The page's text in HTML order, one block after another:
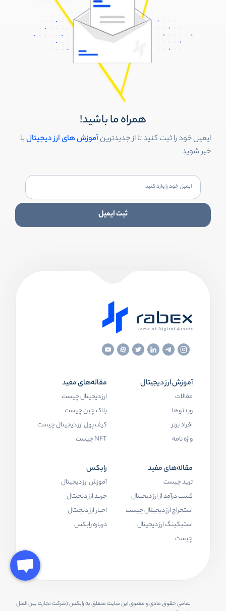
همراه ما باشید!
ایمیل خود را ثبت کنید تا از جدیدترینآموزش های ارز دیجیتالبا
خبر شوید
ثبت ایمیل
آموزش ارز دیجیتال
مقالات
ویدئوها
افراد برتر
واژه نامه
مقاله‌های مفید
ارز دیجیتال چیست
بلاک چین چیست
کیف پول ارز دیجیتال چیست
NFT چیست
مقاله‌های مفید
ترید چیست
کسب درآمد از ارز دیجیتال
استخراج ارز دیجیتال چیست
استیکینگ ارز دیجیتال
چیست
رابکس
آموزش ارز دیجیتال
خرید ارز دیجیتال
اخبار ارز دیجیتال
درباره رابکس
تمامی حقوق مادی و معنوی این سایت متعلق به رابکس (شرکت تجارت بین الملل